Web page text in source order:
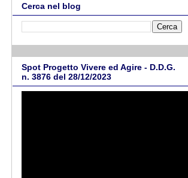
Cerca nel blog
Spot Progetto Vivere ed Agire - D.D.G.
n. 3876 del 28/12/2023